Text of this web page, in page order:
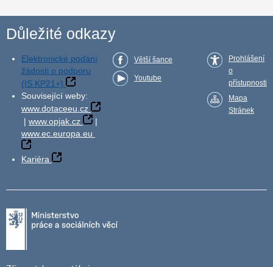
Důležité odkazy
Elektronické podání
žádosti o podporu
(IS KP21+)
Související weby:
www.dotaceeu.cz
| www.opjak.cz
|
www.ec.europa.eu
Kariéra
Větší šance
Youtube
Prohlášení
o
přístupnosti
Mapa
Stránek